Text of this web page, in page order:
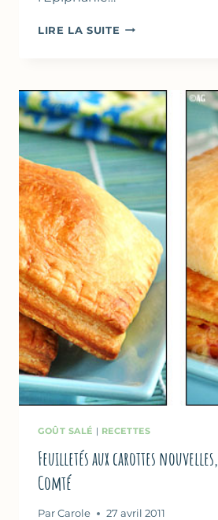
LIRE LA SUITE GALETTE
AMANDES
&
AGRUMES
CONFITS
(PÂTE
FEUILLETÉE
SIMPLIFIÉE)
GOÛT SALÉ | RECETTES
Feuilletés aux carottes
Comté
Par Carole 27 avril 2011